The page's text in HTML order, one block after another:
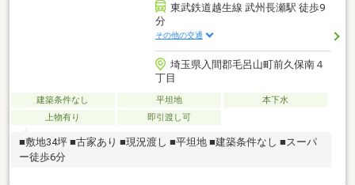
東武鉄道越生線 武州長瀬駅 徒歩9
分
その他の交通
埼玉県入間郡毛呂山町前久保南４
丁目
建築条件なし 平坦地
本下水
上物有り
即引渡し可
■敷地34坪 ■古家あり ■現況渡し ■平坦地 ■建築条件なし ■スーパ
ー徒歩6分